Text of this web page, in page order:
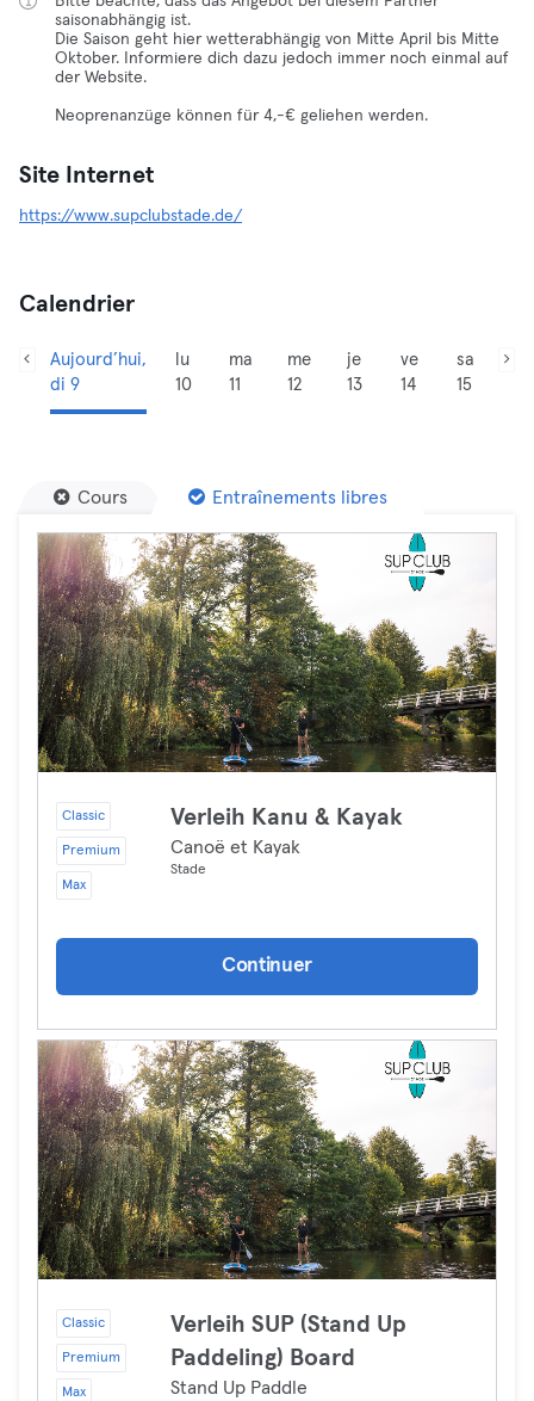
saisonabhängig ist.
Die Saison geht hier wetterabhängig von Mitte April bis Mitte
Oktober. Informiere dich dazu jedoch immer noch einmal auf
der Website.
Neoprenanzüge können für 4,-€ geliehen werden.
Site Internet
https://www.supclubstade.de/
Calendrier
Aujourd’hui,
di 9
lu
10
ma
11
me
12
je
13
ve
14
sa
15
Cours Entraînements libres
Classic
Premium
Max
Verleih Kanu & Kayak
Canoë et Kayak
Stade
Continuer
Classic
Premium
Max
Verleih SUP (Stand Up
Paddeling) Board
Stand Up Paddle